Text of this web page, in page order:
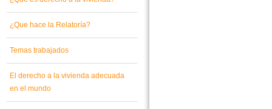
¿Que hace la Relatoría?
Temas trabajados
El derecho a la vivienda adecuada
en el mundo